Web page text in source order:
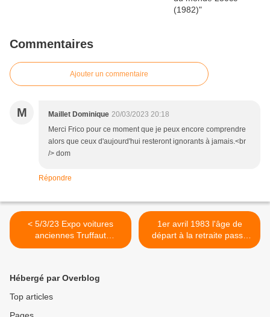
Commentaires
Ajouter un commentaire
M Maillet Dominique 20/03/2023 20:18
Merci Frico pour ce moment que je peux encore comprendre
alors que ceux d'aujourd'hui resteront ignorants à jamais.<br
/> dom
Répondre
< 5/3/23 Expo voitures
anciennes Truffaut
Villeparisis
1er avril 1983 l'âge de
départ à la retraite passe
de 65 à 60 ans >
Hébergé par Overblog
Top articles